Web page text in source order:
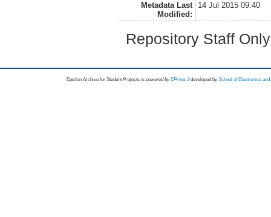
Metadata Last
Modified:
14 Jul 2015 09:40
Repository Staff
Epsilon Archive for Student Projects is powored byEPrints 3 developed by School of Electronics